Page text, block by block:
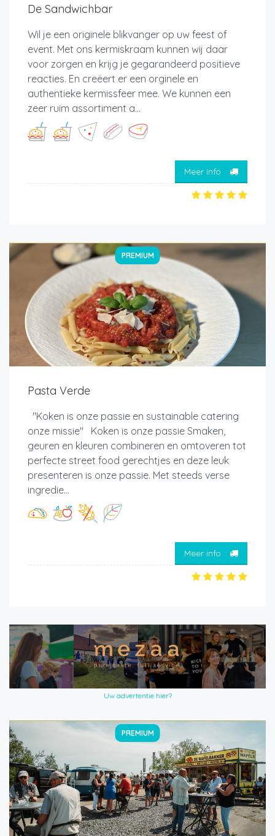
De Sandwichbar
Wil je een originele blikvanger op uw feest of
event. Met ons kermiskraam kunnen wij daar
voor zorgen en krijg je gegarandeerd positieve
reacties. En creëert er een orginele en
authentieke kermissfeer mee. We kunnen een
zeer ruim assortiment a...
Meer info
PREMIUM
Pasta Verde
"Koken is onze passie en sustainable catering
onze missie" Koken is onze passie Smaken,
geuren en kleuren combineren en omtoveren tot
perfecte street food gerechtjes en deze leuk
presenteren is onze passie. Met steeds verse
ingredie...
Meer info
Uw advertentie hier?
PREMIUM